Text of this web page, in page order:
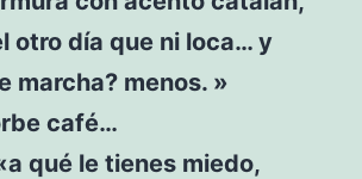
otro día que ni loca… y
marcha? menos. »
café…
qué le tienes miedo,